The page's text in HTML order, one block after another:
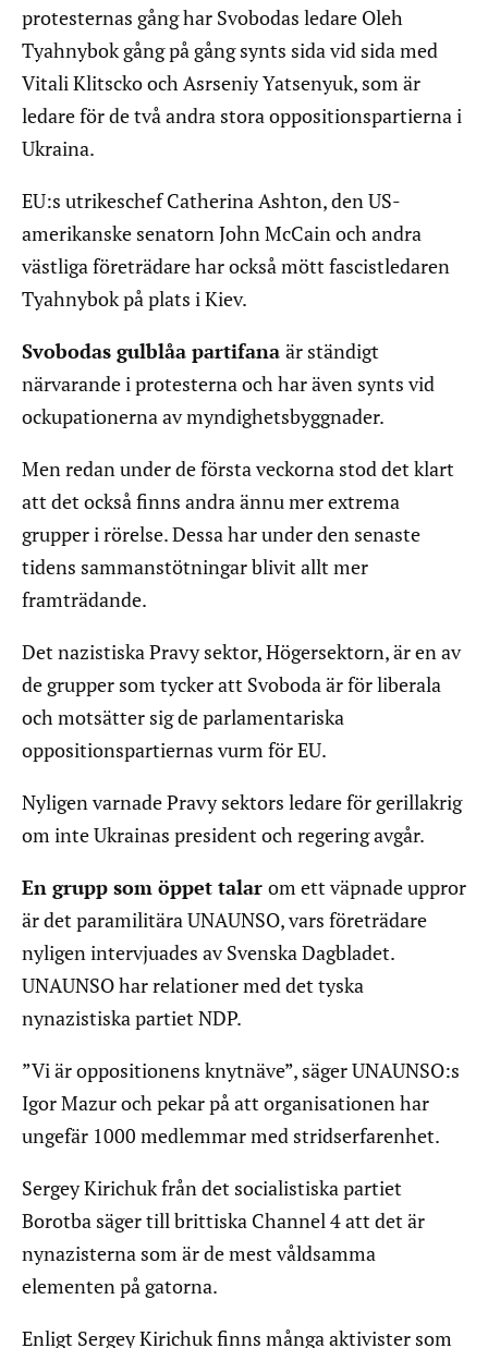
protesternas gång har Svobodas ledare Oleh
Tyahnybok gång på gång synts sida vid sida med
Vitali Klitscko och Asrseniy Yatsenyuk, som är
ledare för de två andra stora oppositionspartierna i
Ukraina.
EU:s utrikeschef Catherina Ashton, den US-
amerikanske senatorn John McCain och andra
västliga företrädare har också mött fascistledaren
Tyahnybok på plats i Kiev.
Svobodas gulblåa partifana är ständigt
närvarande i protesterna och har även synts vid
ockupationerna av myndighetsbyggnader.
Men redan under de första veckorna stod det klart
att det också finns andra ännu mer extrema
grupper i rörelse. Dessa har under den senaste
tidens sammanstötningar blivit allt mer
framträdande.
Det nazistiska Pravy sektor, Högersektorn, är en av
de grupper som tycker att Svoboda är för liberala
och motsätter sig de parlamentariska
oppositionspartiernas vurm för EU.
Nyligen varnade Pravy sektors ledare för gerillakrig
om inte Ukrainas president och regering avgår.
En grupp som öppet talar om ett väpnade uppror
är det paramilitära UNAUNSO, vars företrädare
nyligen intervjuades av Svenska Dagbladet.
UNAUNSO har relationer med det tyska
nynazistiska partiet NDP.
”Vi är oppositionens knytnäve”, säger UNAUNSO:s
Igor Mazur och pekar på att organisationen har
ungefär 1000 medlemmar med stridserfarenhet.
Sergey Kirichuk från det socialistiska partiet
Borotba säger till brittiska Channel 4 att det är
nynazisterna som är de mest våldsamma
elementen på gatorna.
Enligt Sergey Kirichuk finns många aktivister som